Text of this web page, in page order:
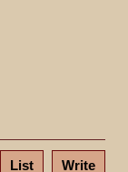
List Write